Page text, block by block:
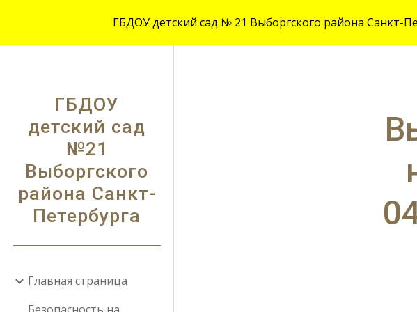
Skip to main content
ГБДОУ детский сад № 21 Выборгского района Санкт-
ГБДОУ
детский сад
№21
Выборгского
района Санкт-
Петербурга
Главная страница